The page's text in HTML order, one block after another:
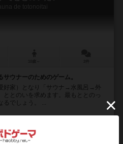
de totonoitai
ウナーのためのゲーム。
好家）となり「サウナ→水風呂→外
ととのいを求めます。最もととのっ
でしょう。 ...
ずみ まり
Boardgame kai）